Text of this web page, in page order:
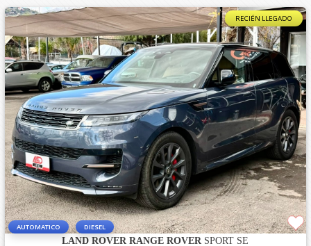
RECIÉN LLEGADO
AUTOMATICO DIESEL
LAND ROVER RANGE ROVERSPORT SE